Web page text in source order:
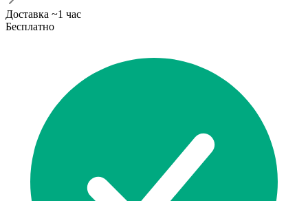
Доставка ~1 час
Бесплатно